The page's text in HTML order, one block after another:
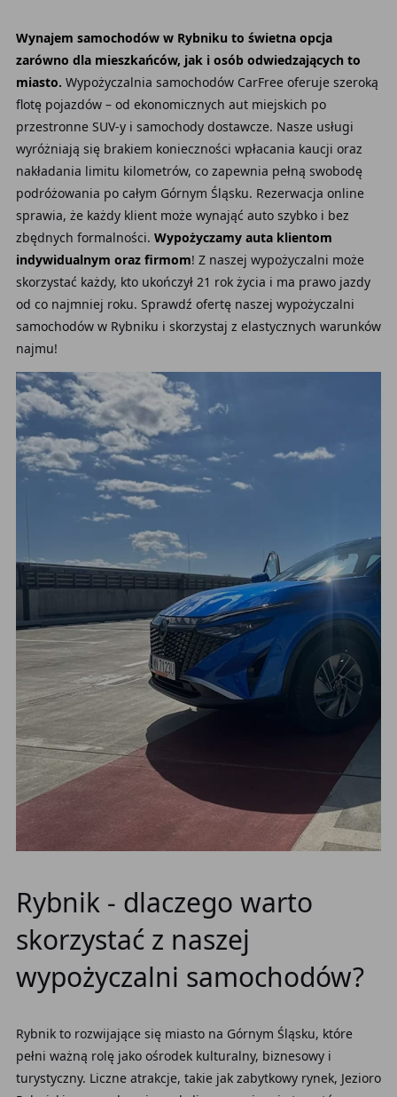
Wynajem samochodów w Rybniku to świetna opcja
zarówno dla mieszkańców, jak i osób odwiedzających to
miasto. Wypożyczalnia samochodów CarFree oferuje szeroką
flotę pojazdów – od ekonomicznych aut miejskich po
przestronne SUV-y i samochody dostawcze. Nasze usługi
wyróżniają się brakiem konieczności wpłacania kaucji oraz
nakładania limitu kilometrów, co zapewnia pełną swobodę
podróżowania po całym Górnym Śląsku. Rezerwacja online
sprawia, że każdy klient może wynająć auto szybko i bez
zbędnych formalności. Wypożyczamy auta klientom
indywidualnym oraz firmom! Z naszej wypożyczalni może
skorzystać każdy, kto ukończył 21 rok życia i ma prawo jazdy
od co najmniej roku. Sprawdź ofertę naszej wypożyczalni
samochodów w Rybniku i skorzystaj z elastycznych warunków
najmu!
Rybnik - dlaczego warto
skorzystać z naszej
wypożyczalni samochodów?
Rybnik to rozwijające się miasto na Górnym Śląsku, które
pełni ważną rolę jako ośrodek kulturalny, biznesowy i
turystyczny. Liczne atrakcje, takie jak zabytkowy rynek, Jezioro